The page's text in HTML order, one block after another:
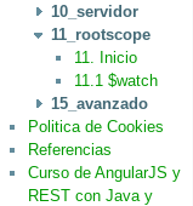
10_servidor
11_rootscope
11. Inicio
11.1 $watch
15_avanzado
Politica de Cookies
Referencias
Curso de AngularJS y
REST con Java y